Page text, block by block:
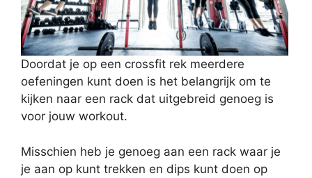
Doordat je op een crossfit rek meerdere
oefeningen kunt doen is het belangrijk om te
kijken naar een rack dat uitgebreid genoeg is
voor jouw workout.
Misschien heb je genoeg aan een rack waar je
je aan op kunt trekken en dips kunt doen op